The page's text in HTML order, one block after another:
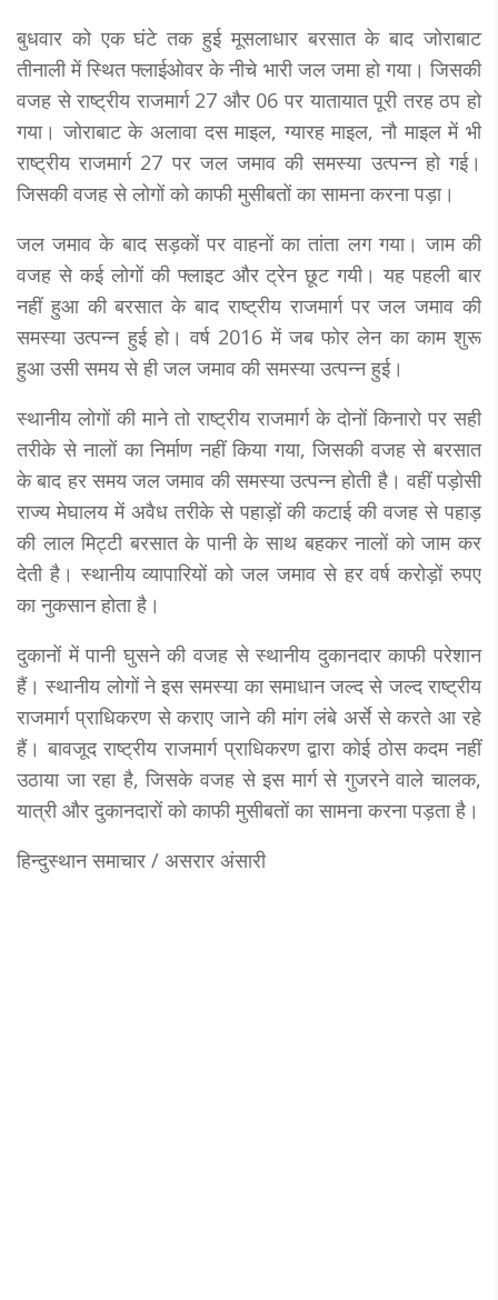
बुधवार को एक घंटे तक हुई मूसलाधार बरसात के बाद जोराबाट
तीनाली में स्थित फ्लाईओवर के नीचे भारी जल जमा हो गया। जिसकी
वजह से राष्ट्रीय राजमार्ग 27 और 06 पर यातायात पूरी तरह ठप हो
गया। जोराबाट के अलावा दस माइल, ग्यारह माइल, नौ माइल में भी
राष्ट्रीय राजमार्ग 27 पर जल जमाव की समस्या उत्पन्न हो गई।
जिसकी वजह से लोगों को काफी मुसीबतों का सामना करना पड़ा।
जल जमाव के बाद सड़कों पर वाहनों का तांता लग गया। जाम की
वजह से कई लोगों की फ्लाइट और ट्रेन छूट गयी। यह पहली बार
नहीं हुआ की बरसात के बाद राष्ट्रीय राजमार्ग पर जल जमाव की
समस्या उत्पन्न हुई हो। वर्ष 2016 में जब फोर लेन का काम शुरू
हुआ उसी समय से ही जल जमाव की समस्या उत्पन्न हुई।
स्थानीय लोगों की माने तो राष्ट्रीय राजमार्ग के दोनों किनारो पर सही
तरीके से नालों का निर्माण नहीं किया गया, जिसकी वजह से बरसात
के बाद हर समय जल जमाव की समस्या उत्पन्न होती है। वहीं पड़ोसी
राज्य मेघालय में अवैध तरीके से पहाड़ों की कटाई की वजह से पहाड़
की लाल मिट्टी बरसात के पानी के साथ बहकर नालों को जाम कर
देती है। स्थानीय व्यापारियों को जल जमाव से हर वर्ष करोड़ों रुपए
का नुकसान होता है।
दुकानों में पानी घुसने की वजह से स्थानीय दुकानदार काफी परेशान
हैं। स्थानीय लोगों ने इस समस्या का समाधान जल्द से जल्द राष्ट्रीय
राजमार्ग प्राधिकरण से कराए जाने की मांग लंबे अर्से से करते आ रहे
हैं। बावजूद राष्ट्रीय राजमार्ग प्राधिकरण द्वारा कोई ठोस कदम नहीं
उठाया जा रहा है, जिसके वजह से इस मार्ग से गुजरने वाले चालक,
यात्री और दुकानदारों को काफी मुसीबतों का सामना करना पड़ता है।
हिन्दुस्थान समाचार / असरार अंसारी